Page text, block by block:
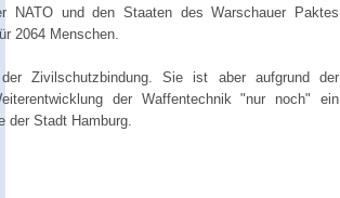
NATO und den Staaten des Warschauer Paktes
2064 Menschen.
Zivilschutzbindung. Sie ist aber aufgrund der
der Waffentechnik "nur noch" ein
der Stadt Hamburg.